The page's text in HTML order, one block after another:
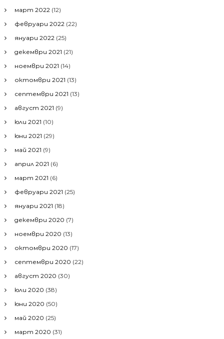
март 2022 (12)
февруари 2022 (22)
януари 2022 (25)
декември 2021 (21)
ноември 2021 (14)
октомври 2021 (13)
септември 2021 (13)
август 2021 (9)
юли 2021 (10)
юни 2021 (29)
май 2021 (9)
април 2021 (6)
март 2021 (6)
февруари 2021 (25)
януари 2021 (18)
декември 2020 (7)
ноември 2020 (13)
октомври 2020 (17)
септември 2020 (22)
август 2020 (30)
юли 2020 (38)
юни 2020 (50)
май 2020 (25)
март 2020 (31)